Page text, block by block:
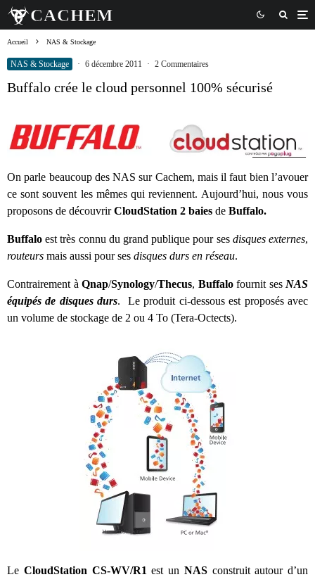
Accueil NAS & Stockage
NAS & Stockage · 6 décembre 2011 · 2 Commentaires
Buffalo crée le cloud personnel 100% sécurisé
On parle beaucoup des NAS sur Cachem, mais il faut bien l’avouer
ce sont souvent les mêmes qui reviennent. Aujourd’hui, nous vous
proposons de découvrirCloudStation 2 baies de Buffalo.
Buffalo est très connu du grand publique pour ses disques externes,
routeurs mais aussi pour ses disques durs en réseau.
Contrairement à Qnap/Synology/Thecus, Buffalofournit ses NAS
équipés de disques durs. Le produit ci-dessous est proposés avec
un volume de stockage de 2 ou 4 To (Tera-Octects).
Le CloudStation CS-WV/R1est un NAS construit autour d’un